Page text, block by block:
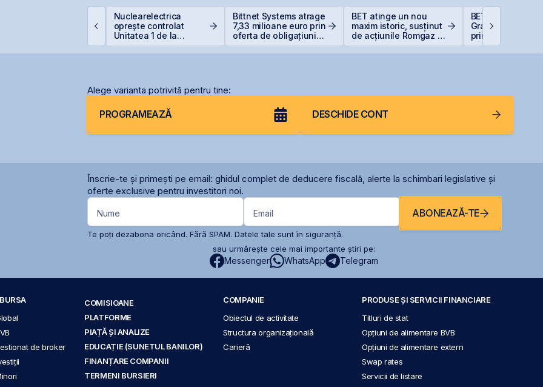
Nuclearelectrica
oprește controlat
Unitatea 1 de la
Bittnet Systems atrage
7,33 milioane euro prin
oferta de obligațiuni
BET atinge un nou
maxim istoric, susținut
de acțiunile Romgaz și
BET urcă 2,37%,
Graffiti Plus
prima agenție de
comunicare
Alege varianta potrivită pentru tine:
PROGRAMEAZĂ DESCHIDE CONT
Înscrie-te și primești pe email: ghidul complet de deducere fiscală, alerte la schimbari legislative și
oferte exclusive pentru investitori noi.
Nume Email ABONEAZĂ-TE
Te poți dezabona oricând. Fără SPAM. Datele tale sunt în siguranță.
sau urmărește cele mai importante știri pe:
Messenger WhatsApp Telegram
de broker
COMISIOANE
PLATFORME
PIAȚĂ ȘI ANALIZE
EDUCAȚIE (SUNETUL BANILOR)
FINANȚARE COMPANII
TERMENI BURSIERI
COMPANIE
Obiectul de activitate
Structura organizațională
Carieră
PRODUSE ȘI SERVICII FINANCIARE
Titluri de stat
Opțiuni de alimentare BVB
Opțiuni de alimentare extern
Swap rates
Servicii de listare